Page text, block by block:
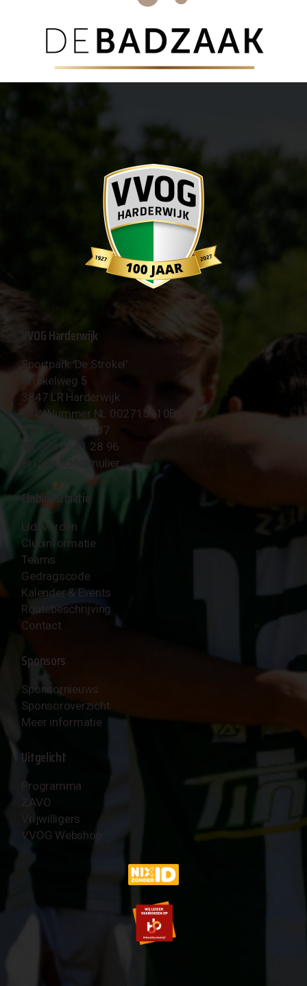
VVOG Harderwijk
Sportpark 'De Strokel'
Strokelweg 5
3847 LR Harderwijk
BTW Nummer NL 002715910B01
KvK Nr 40094437
☎︎ 0341 - 41 28 96
✉︎ Contactformulier
Clubinformatie
Lid worden
Clubinformatie
Teams
Gedragscode
Kalender & Events
Routebeschrijving
Contact
Sponsors
Sponsornieuws
Sponsoroverzicht
Meer informatie
Uitgelicht
Programma
ZAVO
Vrijwilligers
VVOG Webshop